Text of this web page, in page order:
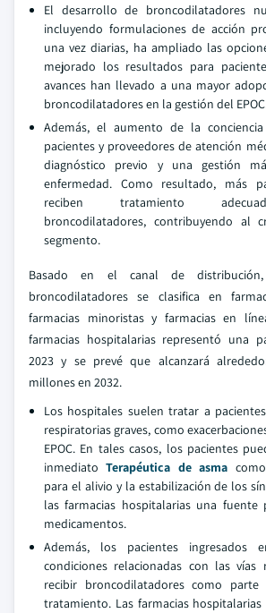
El desarrollo de broncodilatadores
incluyendo formulaciones de acción
una vez diarias, ha ampliado las
mejorado los resultados para
avances han llevado a una mayor
broncodilatadores en la gestión del
Además, el aumento de la
pacientes y proveedores de atención
diagnóstico previo y una gestión
enfermedad. Como resultado, más
reciben tratamiento
broncodilatadores, contribuyendo al
segmento.
Basado en el canal de
broncodilatadores se clasifica en
farmacias minoristas y farmacias en
farmacias hospitalarias representó una
2023 y se prevé que alcanzará
millones en 2032.
Los hospitales suelen tratar a
respiratorias graves, como
EPOC. En tales casos, los pacientes
inmediatoTerapéutica de asma
para el alivio y la estabilización de los
las farmacias hospitalarias una fuente
medicamentos.
Además, los pacientes ingresados
condiciones relacionadas con las vías
recibir broncodilatadores como
tratamiento. Las farmacias